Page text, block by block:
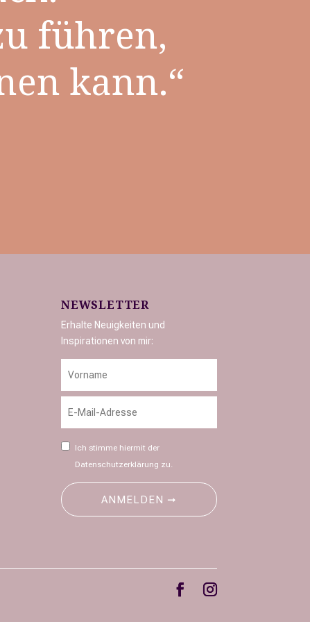
führen,
kann.“
NEWSLETTER
Erhalte Neuigkeiten und
Inspirationen von mir:
Ich stimme hiermit der
Datenschutzerklärung zu.